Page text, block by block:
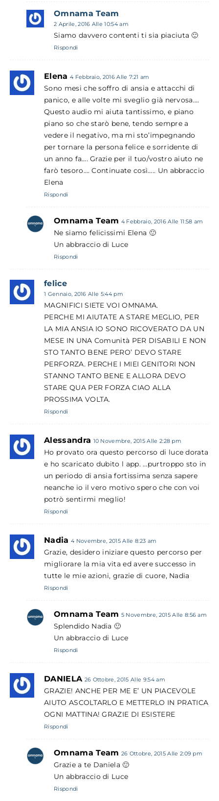
Omnama Team
2 Aprile, 2016 Alle 10:54 am
Siamo davvero contenti ti sia piaciuta 🙂
Rispondi
Elena 4 Febbraio, 2016 Alle 7:21 am
Sono mesi che soffro di ansia e attacchi di
panico, e alle volte mi sveglio già nervosa….
Questo audio mi aiuta tantissimo, e piano
piano so che starò bene, tendo sempre a
vedere il negativo, ma mi sto’impegnando
per tornare la persona felice e sorridente di
un anno fa…. Grazie per il tuo/vostro aiuto ne
farò tesoro…. Continuate così….. Un abbraccio
Elena
Rispondi
Omnama Team 4 Febbraio, 2016 Alle 11:58 am
Ne siamo felicissimi Elena 🙂
Un abbraccio di Luce
Rispondi
felice
1 Gennaio, 2016 Alle 5:44 pm
MAGNIFICI SIETE VOI OMNAMA.
PERCHE MI AIUTATE A STARE MEGLIO, PER
LA MIA ANSIA IO SONO RICOVERATO DA UN
MESE IN UNA Comunità PER DISABILI E NON
STO TANTO BENE PERO’ DEVO STARE
PERFORZA. PERCHE I MIEI GENITORI NON
STANNO TANTO BENE E ALLORA DEVO
STARE QUA PER FORZA CIAO ALLA
PROSSIMA VOLTA.
Rispondi
Alessandra 10 Novembre, 2015 Alle 2:28 pm
Ho provato ora questo percorso di luce dorata
e ho scaricato dubito l app. …purtroppo sto in
un periodo di ansia fortissima senza sapere
neanche io il vero motivo spero che con voi
potrò sentirmi meglio!
Rispondi
Nadia 4 Novembre, 2015 Alle 8:23 am
Grazie, desidero iniziare questo percorso per
migliorare la mia vita ed avere successo in
tutte le mie azioni, grazie di cuore, Nadia
Rispondi
Omnama Team 5 Novembre, 2015 Alle 8:56 am
Splendido Nadia 🙂
Un abbraccio di Luce
Rispondi
DANIELA 26 Ottobre, 2015 Alle 9:54 am
GRAZIE! ANCHE PER ME E’ UN PIACEVOLE
AIUTO ASCOLTARLO E METTERLO IN PRATICA
OGNI MATTINA! GRAZIE DI ESISTERE
Rispondi
Omnama Team 26 Ottobre, 2015 Alle 2:09 pm
Grazie a te Daniela 🙂
Un abbraccio di Luce
Rispondi